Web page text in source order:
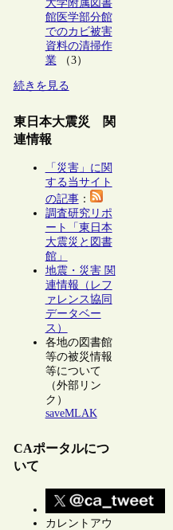
大学附属図書
館医学部分館
でのカビ被害
資料の清掃作
業（3）
続きを見る
東日本大震災 関
連情報
「災害」に関
する当サイト
の記事：
調査研究リポ
ート「東日本
大震災と図書
館」
地震・災害 関
連情報（レフ
ァレンス協同
データベー
ス）
各地の図書館
等の被災情報
等について
（外部リン
ク）
saveMLAK
CAポータルにつ
いて
カレントアウ